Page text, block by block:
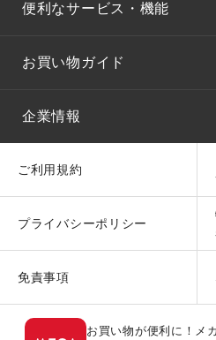
便利なサービス・機能
お買い物ガイド
企業情報
ご利用規約
プライバシーポリシー
免責事項
お買い物が便利に！メ